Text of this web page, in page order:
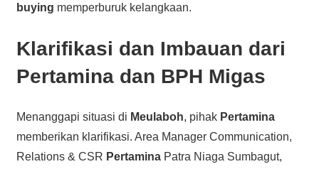
buying memperburuk kelangkaan.
Klarifikasi dan Imbauan dari
Pertamina dan BPH Migas
Menanggapi situasi di Meulaboh, pihak Pertamina
memberikan klarifikasi. Area Manager Communication,
Relations & CSR PertaminaPatra Niaga Sumbagut,